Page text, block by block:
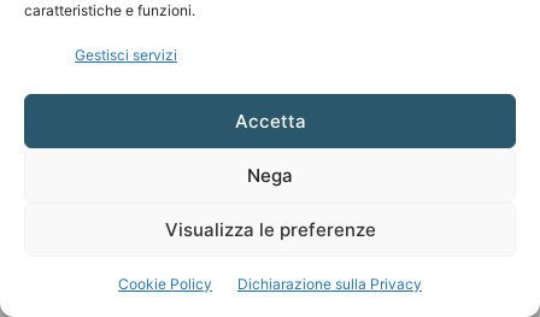
caratteristiche e funzioni.
Gestisci servizi
Accetta
Nega
Visualizza le preferenze
Cookie Policy Dichiarazione sulla Privacy